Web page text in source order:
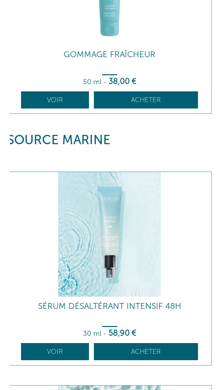
GOMMAGE FRAÎCHEUR
50 ml - 38,00 €
VOIR ACHETER
SOURCE MARINE
SÉRUM DÉSALTÉRANT INTENSIF 48H
30 ml - 58,90 €
VOIR ACHETER